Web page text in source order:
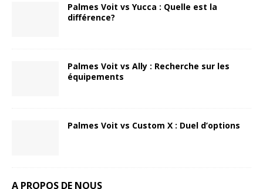
Palmes Voit vs Yucca : Quelle est la
différence?
Palmes Voit vs Ally : Recherche sur les
équipements
Palmes Voit vs Custom X : Duel d’options
A PROPOS DE NOUS